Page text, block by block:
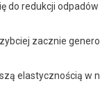
do redukcji
zacznie
elastycznością w